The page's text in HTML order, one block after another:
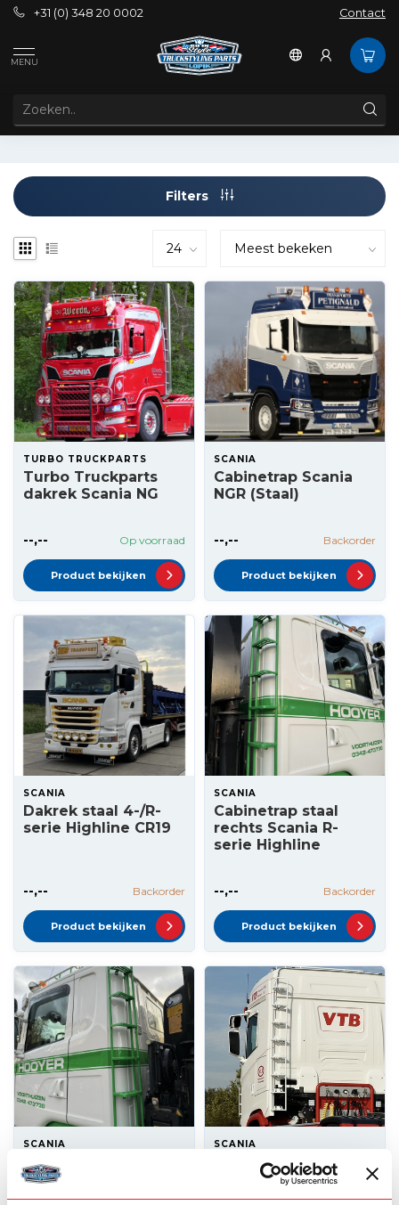
+31 (0) 348 20 0002 Contact
MENU
Filters
TURBO TRUCKPARTS
Turbo Truckparts
dakrek Scania NG
--,-- Op voorraad
Product bekijken
SCANIA
Cabinetrap Scania
NGR (Staal)
--,-- Backorder
Product bekijken
SCANIA
Dakrek staal 4-/R-
serie Highline CR19
--,-- Backorder
Product bekijken
SCANIA
Cabinetrap staal
rechts Scania R-
serie Highline
--,-- Backorder
Product bekijken
SCANIA
Cabinetrap staal
links Scania R-serie
Highline
SCANIA
Cabinetrap Scania
NGS (RVS)